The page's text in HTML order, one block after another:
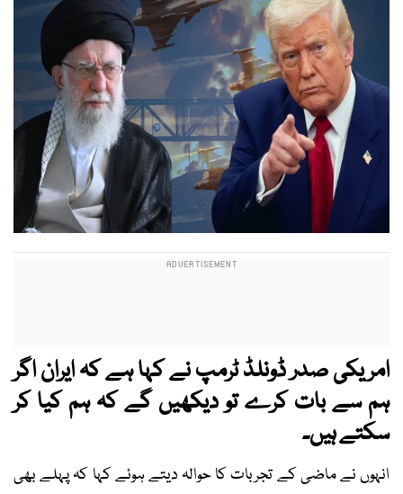
امریکی صدر ڈونلڈ ٹرمپ نے کہا ہے کہ ایران اگر
ہم سے بات کرے تو دیکھیں گے کہ ہم کیا کر
سکتے ہیں۔
انہوں نے ماضی کے تجربات کا حوالہ دیتے ہوئے کہا کہ پہلے بھی